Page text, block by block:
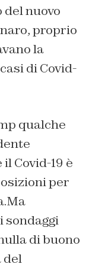
del nuovo
proprio
la
di Covid-
qualche
Covid-19 è
per
sondaggi
di buono
del